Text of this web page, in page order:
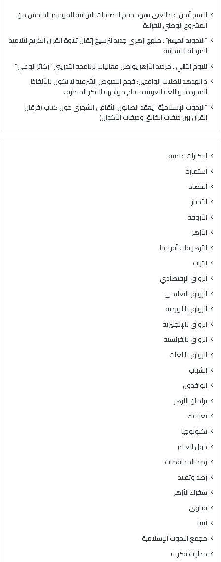
الشيخ أيمن عبدالغني يشهد ختام التصفيات النهائية للموسم الخامس من
المشروع الوطني للقراءة
“التجويد الميسر”.. منهج أزهري جديد لترسيخ إتقان تلاوة القرآن الكريم لتلاميذ
المرحلة الابتدائية
لليوم الثاني.. مرصد الأزهر يواصل فعاليات برنامجه التدريبي “ركائز الوعي”
د.الهدهد للطلاب الوافدين: فهم النصوص الشرعية لا يكون بالألفاظ
المجردة.. واللغة العربية مفتاح مواجهة الفكر المتطرف
“البحوث الإسلاميَّة” يعقد الصالون الثقافي الشهري حول كتاب (فرقان
القرآن بين صفات الخالق وصفات الأكوان)
ابتكارات علمية
استمارة
اقتصاد
الأخبار
الأروقة
الأزهر
الأزهر قلب أفريقيا
التراث
الرواق الإقتصادي
الرواق التعليمي
الرواق بالأوردية
الرواق بالإنجليزية
الرواق بالفرنسية
الرواق باللغات
الشباب
الوافدون
برلمان الأزهر
تعليقك
تكنولوجيا
حول العالم
رصد المحافظات
رصد وتفنيد
سفراء الأزهر
فتاوى
ليبيا
مجمع البحوث الإسلامية
مدارات فكرية